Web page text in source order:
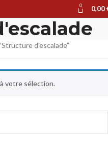
0 0,00
d'escalade”
votre sélection.